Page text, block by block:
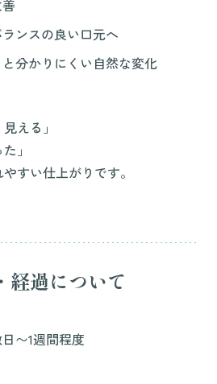
ンスの良い口元へ
と分かりにくい自然な変化
える」
」
すい仕上がりです。
経過について
日〜1週間程度